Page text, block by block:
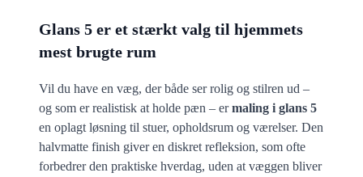
Glans 5 er et stærkt valg til hjemmets
mest brugte rum
Vil du have en væg, der både ser rolig og stilren ud –
og som er realistisk at holde pæn – ermaling i glans 5
en oplagt løsning til stuer, opholdsrum og værelser. Den
halvmatte finish giver en diskret refleksion, som ofte
forbedrer den praktiske hverdag, uden at væggen bliver